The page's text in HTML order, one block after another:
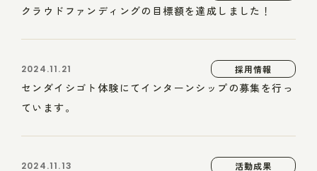
クラウドファンディングの目標額を達成しました！
2024.11.21 採用情報
センダイシゴト体験にてインターンシップの募集を行っ
ています。
2024.11.13 活動成果